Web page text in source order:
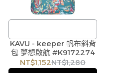
/
訂購注意事項 :
商品流動性快且多個平台共
KAVU - keeper 帆布斜背
包 夢想啟航 #K9172274
NT$1,152NT$1,280